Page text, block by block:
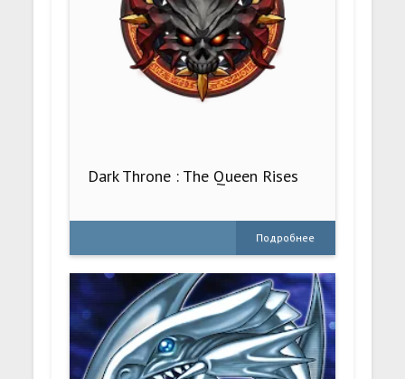
Dark Throne : The Queen Rises
Подробнее